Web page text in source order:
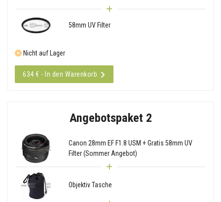
58mm UV Filter
Nicht auf Lager
634 € - In den Warenkorb
Angebotspaket 2
Canon 28mm EF F1.8 USM + Gratis 58mm UV
Filter (Sommer Angebot)
Objektiv Tasche